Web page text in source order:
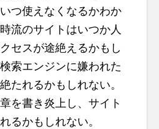
つ使えなくなるかわか
流のサイトはいつか人
セスが途絶えるかもし
索エンジンに嫌われた
たれるかもしれない。
を書き炎上し、サイト
るかもしれない。